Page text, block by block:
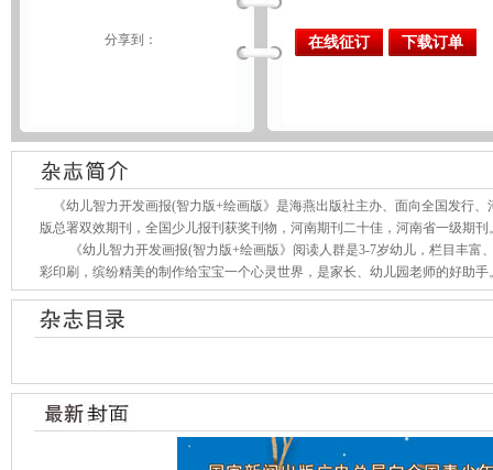
分享到： 在线征订 下载订单
《幼儿智力开发画报(智力版+绘画版》是海燕出版社主办、面向全国发行
版总署双效期刊，全国少儿报刊获奖刊物，河南期刊二十佳，河南省一级期刊
《幼儿智力开发画报(智力版+绘画版》阅读人群是3-7岁幼儿，栏目丰富
彩印刷，缤纷精美的制作给宝宝一个心灵世界，是家长、幼儿园老师的好助手